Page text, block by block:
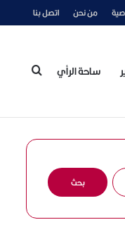
من نحن اتصل بنا
ساحة الرأي
ا
ل
ح